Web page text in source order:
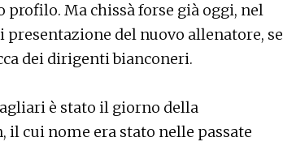
Ma chissà forse già oggi, nel
del nuovo allenatore, se
dei dirigenti bianconeri.
è stato il giorno della
il cui nome era stato nelle passate